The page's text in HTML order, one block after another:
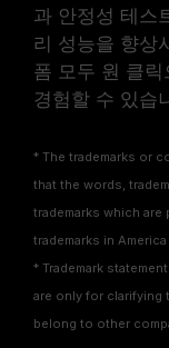
과 안정성 테스
리 성능을 향상
폼 모두 원 클
경험할 수 있습
* The trademarks or
that the words,
trademarks which are
trademarks in
* Trademark
are only for clarifying
belong to other